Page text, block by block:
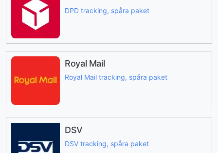
DPD tracking, spåra paket
Royal Mail
Royal Mail tracking, spåra paket
DSV
DSV tracking, spåra paket